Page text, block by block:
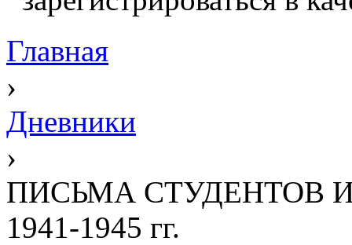
Главная
›
Дневники
›
ПИСЬМА СТУДЕНТОВ
1941-1945 гг.